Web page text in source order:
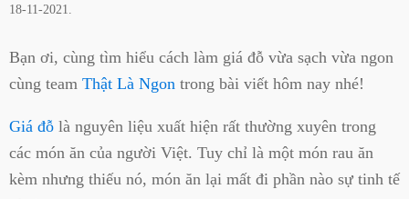
18-11-2021.
Bạn ơi, cùng tìm hiểu cách làm giá đỗ vừa sạch vừa ngon
cùng team Thật Là Ngon trong bài viết hôm nay nhé!
Giá đỗ là nguyên liệu xuất hiện rất thường xuyên trong
các món ăn của người Việt. Tuy chỉ là một món rau ăn
kèm nhưng thiếu nó, món ăn lại mất đi phần nào sự tinh tế